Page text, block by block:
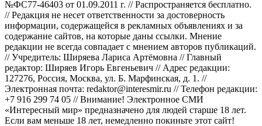
№ФС77-46403 от 01.09.2011 г. // Распространяется бесплатно.
// Редакция не несет ответственности за достоверность
информации, содержащейся в рекламных объявлениях и за
содержание сайтов, на которые даны ссылки. Мнение
редакции не всегда совпадает с мнением авторов публикаций.
// Учредитель: Ширяева Лариса Артёмовна // Главный
редактор: Ширяев Игорь Евгеньевич // Адрес редакции:
127276, Россия, Москва, ул. Б. Марфинская, д. 1. //
Электронная почта: redaktor@interesmir.ru // Телефон редакции:
+7 916 299 74 05 // Внимание! Электронное СМИ
«Интересный мир» предназначено для людей старше 18 лет.
Если вам меньше 18 лет, немедленно покиньте этот сайт!